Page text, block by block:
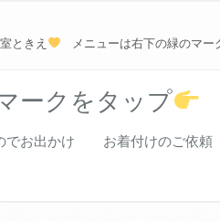
ときえ メニューは右下の緑のマー
ークをタップ
でお出かけ お着付けのご依頼